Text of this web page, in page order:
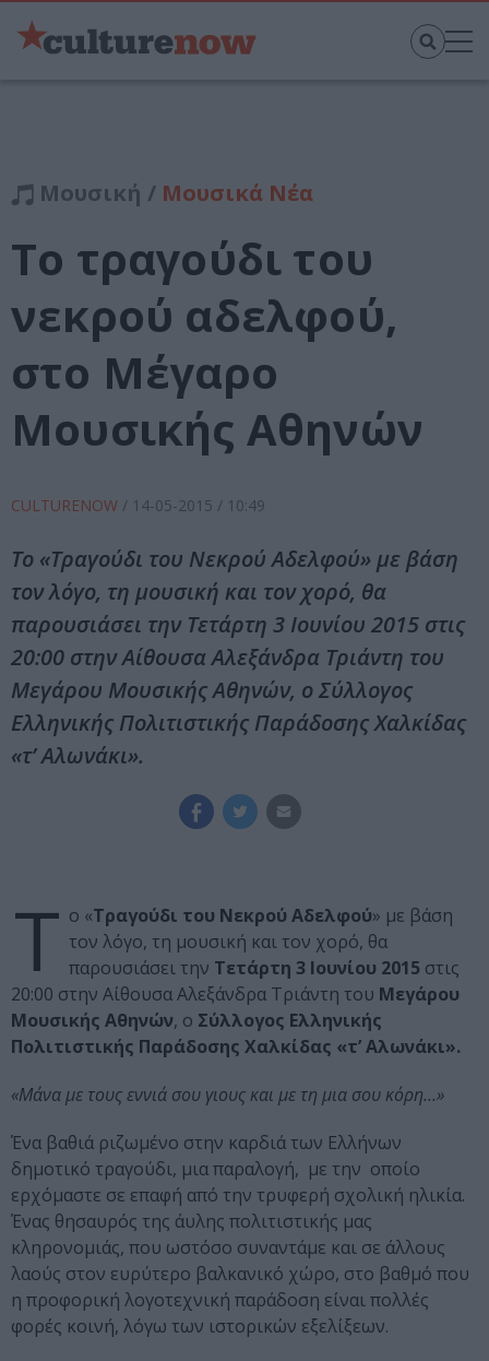
Μουσική / Μουσικά Νέα
Το τραγούδι του
νεκρού αδελφού,
στο Μέγαρο
Μουσικής Αθηνών
CULTURENOW / 14-05-2015 / 10:49
Το «Τραγούδι του Νεκρού Αδελφού» με βάση
τον λόγο, τη μουσική και τον χορό, θα
παρουσιάσει την Τετάρτη 3 Ιουνίου 2015 στις
20:00 στην Αίθουσα Αλεξάνδρα Τριάντη του
Μεγάρου Μουσικής Αθηνών, ο Σύλλογος
Ελληνικής Πολιτιστικής Παράδοσης Χαλκίδας
«τ’ Αλωνάκι».
Τ ο «Τραγούδι του Νεκρού Αδελφού» με βάση
τον λόγο, τη μουσική και τον χορό, θα
παρουσιάσει την Τετάρτη 3 Ιουνίου 2015 στις
20:00 στην Αίθουσα Αλεξάνδρα Τριάντη του Μεγάρου
Μουσικής Αθηνών, ο Σύλλογος Ελληνικής
Πολιτιστικής Παράδοσης Χαλκίδας «τ’ Αλωνάκι».
«Μάνα με τους εννιά σου γιους και με τη μια σου κόρη…»
Ένα βαθιά ριζωμένο στην καρδιά των Ελλήνων
δημοτικό τραγούδι, μια παραλογή, με την οποίο
ερχόμαστε σε επαφή από την τρυφερή σχολική ηλικία.
Ένας θησαυρός της άυλης πολιτιστικής μας
κληρονομιάς, που ωστόσο συναντάμε και σε άλλους
λαούς στον ευρύτερο βαλκανικό χώρο, στο βαθμό που
η προφορική λογοτεχνική παράδοση είναι πολλές
φορές κοινή, λόγω των ιστορικών εξελίξεων.